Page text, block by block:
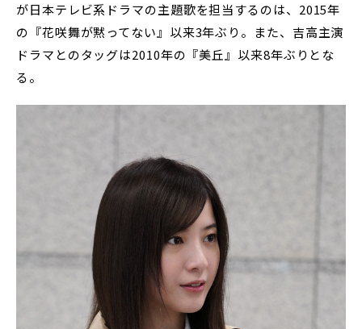
が日本テレビ系ドラマの主題歌を担当するのは、2015年
の『花咲舞が黙ってない』以来3年ぶり。また、吉高主演
ドラマとのタッグは2010年の『美丘』以来8年ぶりとな
る。